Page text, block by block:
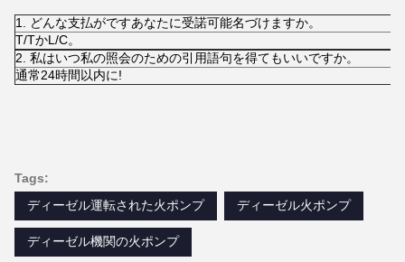
1. どんな支払がですあなたに受諾可能名づけますか。
T/TかL/C。
2. 私はいつ私の照会のための引用語句を得てもいいですか。
通常24時間以内に!
Tags:
ディーゼル運転された火ポンプ
ディーゼル火ポンプ
ディーゼル機関の火ポンプ